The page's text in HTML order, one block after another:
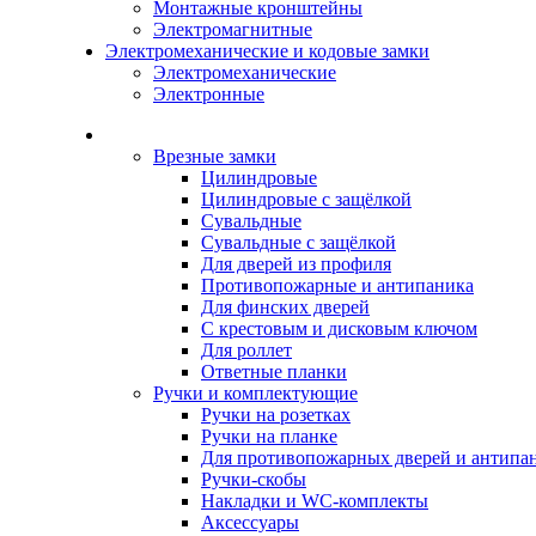
Монтажные кронштейны
Электромагнитные
Электромеханические и кодовые замки
Электромеханические
Электронные
Врезные замки
Цилиндровые
Цилиндровые с защёлкой
Сувальдные
Сувальдные с защёлкой
Для дверей из профиля
Противопожарные и антипаника
Для финских дверей
С крестовым и дисковым ключом
Для роллет
Ответные планки
Ручки и комплектующие
Ручки на розетках
Ручки на планке
Для противопожарных дверей и
Ручки-скобы
Накладки и WC-комплекты
Аксессуары